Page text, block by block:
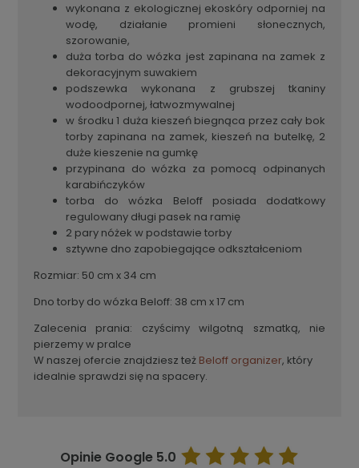
wykonana z ekologicznej ekoskóry odporniej na
wodę, działanie promieni słonecznych,
szorowanie,
duża torba do wózka jest zapinana na zamek z
dekoracyjnym suwakiem
podszewka wykonana z grubszej tkaniny
wodoodpornej, łatwozmywalnej
w środku 1 duża kieszeń biegnąca przez cały bok
torby zapinana na zamek, kieszeń na butelkę, 2
duże kieszenie na gumkę
przypinana do wózka za pomocą odpinanych
karabińczyków
torba do wózka Beloff posiada dodatkowy
regulowany długi pasek na ramię
2 pary nóżek w podstawie torby
sztywne dno zapobiegające odkształceniom
Rozmiar: 50 cm x 34 cm
Dno torby do wózka Beloff: 38 cm x 17 cm
Zalecenia prania: czyścimy wilgotną szmatką, nie
pierzemy w pralce
W naszej ofercie znajdziesz też Beloff organizer, który
idealnie sprawdzi się na spacery.
Opinie Google5.0